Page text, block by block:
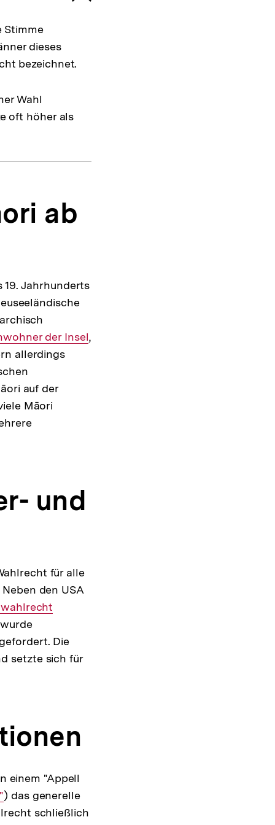
Stimme
dieses
bezeichnet.
Wahl
oft höher als
ab
Jahrhunderts
der Insel,
allerdings
auf der
Māori
und
für alle
den USA
Die
setzte sich für
einem "Appell
) das generelle
schließlich